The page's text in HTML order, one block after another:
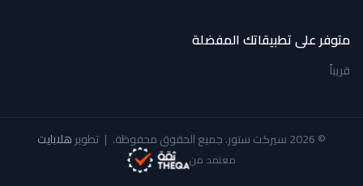
متوفر على تطبيقاتك المفضلة
قريباً
© 2026 سيركت ستور. جميع الحقوق محفوظة. | تطويرهلابايت
معتمد من